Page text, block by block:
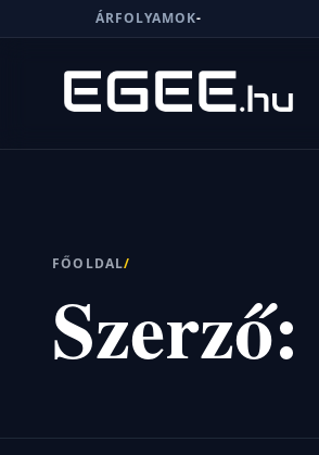
ÁRFOLYAMOK-
Menü
NŐK
ÉLETMÓD
FŐOLDAL/
Szerző: